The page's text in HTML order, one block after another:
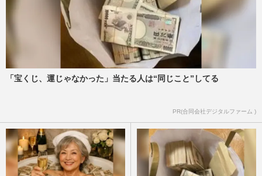
「宝くじ、運じゃなかった」当たる人は“同じこと”してる
PR(合同会社デジタルファーム )